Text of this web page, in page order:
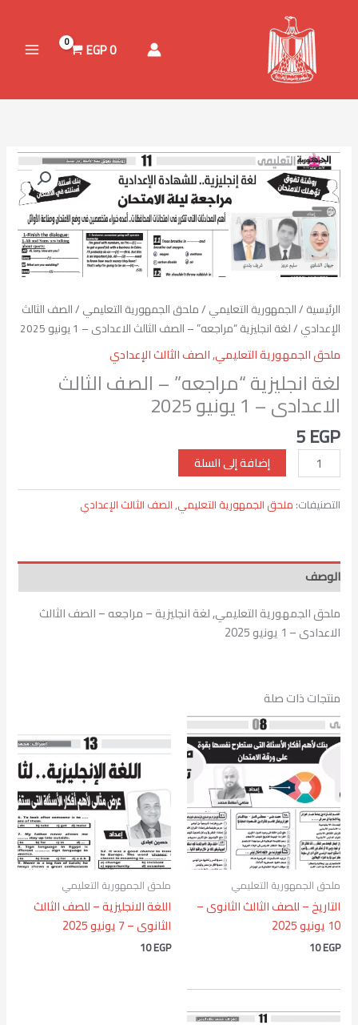
0
EGP
الرئيسية /الجمهورية التعليمي /ملحق الجمهورية التعليمي /الصف الثالث
الإعدادي / لغة انجليزية “مراجعه” – الصف الثالث الاعدادى – 1 يونيو 2025
ملحق الجمهورية التعليمي,الصف الثالث الإعدادي
لغة انجليزية “مراجعه” – الصف الثالث
الاعدادى – 1 يونيو 2025
5EGP
كمية
لغة
انجليزية
"مراجعه"
الصف
الثالث
-
1
يونيو
2025
إضافة إلى السلة
التصنيفات: ملحق الجمهورية التعليمي,الصف الثالث الإعدادي
الوصف
ملحق الجمهورية التعليمي, لغة انجليزية – مراجعه – الصف الثالث
الاعدادى – 1 يونيو 2025
منتجات ذات صلة
ملحق الجمهورية التعليمي
التاريخ – للصف الثالث الثانوى –
10 يونيو 2025
10EGP
ملحق الجمهورية التعليمي
اللغة الانجليزية – للصف الثالث
الثانوى – 7 يونيو 2025
10EGP